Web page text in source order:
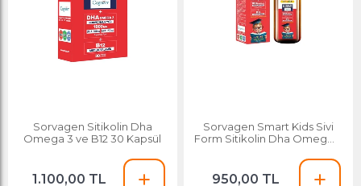
Sorvagen Sitikolin Dha
Omega 3 ve B12 30 Kapsül
1.100,00 TL
Sorvagen Smart Kids Sivi
Form Sitikolin Dha Omega 3
950,00 TL